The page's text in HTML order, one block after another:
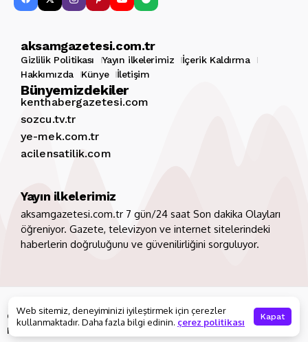
aksamgazetesi.com.tr
Gizlilik Politikası Yayın ilkelerimiz
İçerik Kaldırma
Hakkımızda
Künye İletişim
Bünyemizdekiler
kenthabergazetesi.com
sozcu.tv.tr
ye-mek.com.tr
acilensatilik.com
Yayın ilkelerimiz
aksamgazetesi.com.tr 7 gün/24 saat Son dakika Olayları
öğreniyor. Gazete, televizyon ve internet sitelerindeki
haberlerin doğruluğunu ve güvenilirliğini sorguluyor.
Gizlilik Politikası Yayın ilkelerimiz
İçerik Kaldırma
Hakkımızda
Web sitemiz, deneyiminizi iyileştirmek için çerezler
kullanmaktadır. Daha fazla bilgi edinin. çerez politikası Kapat